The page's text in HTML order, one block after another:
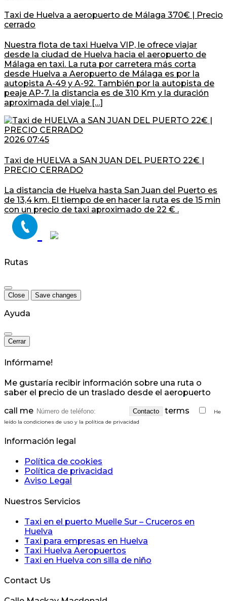
Taxi de Huelva a aeropuerto de Málaga 370€ | Precio
cerrado
Nuestra flota de taxi Huelva VIP, le ofrece viajar
desde la ciudad de Huelva hacia el aeropuerto de
Málaga en taxi. La ruta por carretera más corta
desde Huelva a Aeropuerto de Málaga es por la
autopista A-49 y A-92. También por la autopista de
peaje AP-7. la distancia es de 310 Km y la duración
aproximada del viaje […]
2026 07:45
Taxi de HUELVA a SAN JUAN DEL PUERTO 22€ |
PRECIO CERRADO
La distancia de Huelva hasta San Juan del Puerto es
de 13,4 km. El tiempo de en hacer la ruta es de 15 min
con un precio de taxi aproximado de 22 € .
Rutas
Close Save changes
Ayuda
Cerrar
Infórmame!
Me gustaría recibir información sobre una ruta o
saber el precio de un traslado desde el aeropuerto
call me
terms
He
leído la condiciones de uso y la política de privacidad
Información legal
Política de cookies
Política de privacidad
Aviso Legal
Nuestros Servicios
Taxi en el puerto Muelle Sur – Cruceros en
Huelva
Taxi para empresas en Huelva
Taxi Huelva Aeropuertos
Taxi en Huelva con silla de niño
Contact Us